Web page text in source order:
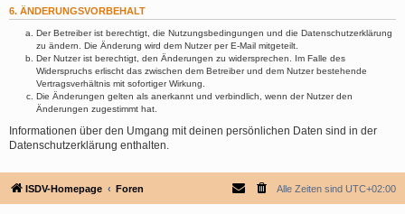
6. ÄNDERUNGSVORBEHALT
Der Betreiber ist berechtigt, die Nutzungsbedingungen und die Datenschutzerklärung
zu ändern. Die Änderung wird dem Nutzer per E-Mail mitgeteilt.
Der Nutzer ist berechtigt, den Änderungen zu widersprechen. Im Falle des
Widerspruchs erlischt das zwischen dem Betreiber und dem Nutzer bestehende
Vertragsverhältnis mit sofortiger Wirkung.
Die Änderungen gelten als anerkannt und verbindlich, wenn der Nutzer den
Änderungen zugestimmt hat.
Informationen über den Umgang mit deinen persönlichen Daten sind in der
Datenschutzerklärung enthalten.
ISDV-Homepage Foren Alle Zeiten sind UTC+02:00